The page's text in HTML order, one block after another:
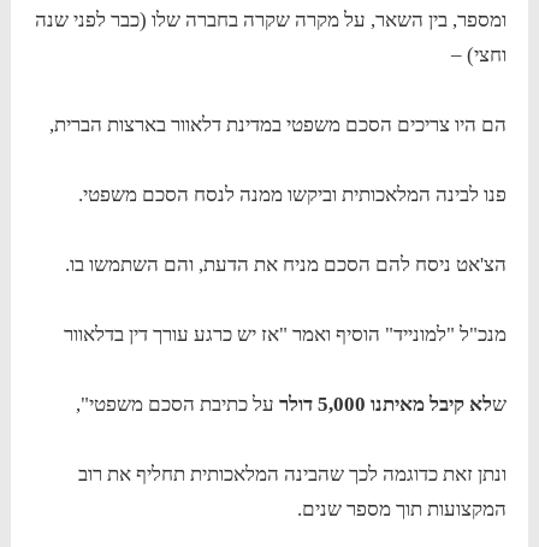
ומספר, בין השאר, על מקרה שקרה בחברה שלו (כבר לפני שנה
וחצי) –
הם היו צריכים הסכם משפטי במדינת דלאוור בארצות הברית,
פנו לבינה המלאכותית וביקשו ממנה לנסח הסכם משפטי.
הצ'אט ניסח להם הסכם מניח את הדעת, והם השתמשו בו.
מנכ"ל "למונייד" הוסיף ואמר "אז יש כרגע עורך דין בדלאוור
שלא קיבל מאיתנו 5,000 דולר על כתיבת הסכם משפטי",
ונתן זאת כדוגמה לכך שהבינה המלאכותית תחליף את רוב
המקצועות תוך מספר שנים.